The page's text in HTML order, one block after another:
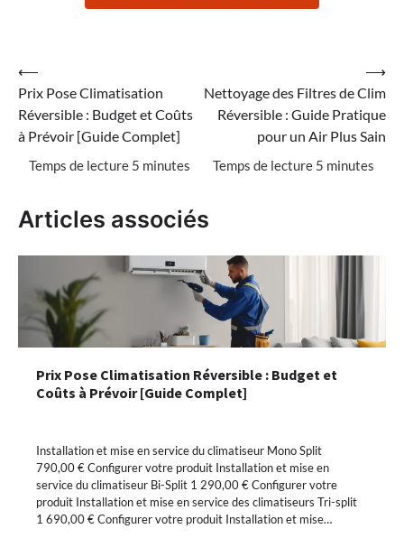
Navigation
de
l’article
⟵
Prix Pose Climatisation
Réversible : Budget et Coûts
à Prévoir [Guide Complet]
Nettoyage des Filtres de Clim
Réversible : Guide Pratique
pour un Air Plus Sain
⟶
Articles associés
Prix Pose Climatisation Réversible : Budget et
Coûts à Prévoir [Guide Complet]
Installation et mise en service du climatiseur Mono Split
790,00 € Configurer votre produit Installation et mise en
service du climatiseur Bi-Split 1 290,00 € Configurer votre
produit Installation et mise en service des climatiseurs Tri-split
1 690,00 € Configurer votre produit Installation et mise…